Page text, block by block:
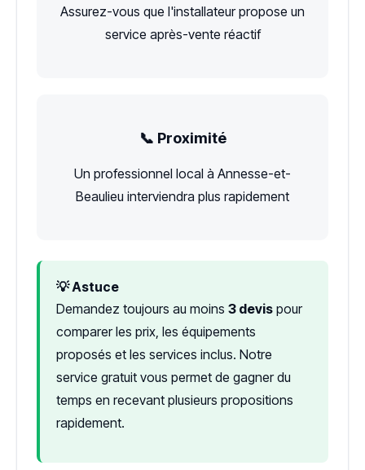
Assurez-vous que l'installateur propose un
service après-vente réactif
📞 Proximité
Un professionnel local à Annesse-et-
Beaulieu interviendra plus rapidement
💡 Astuce
Demandez toujours au moins 3 devis pour
comparer les prix, les équipements
proposés et les services inclus. Notre
service gratuit vous permet de gagner du
temps en recevant plusieurs propositions
rapidement.